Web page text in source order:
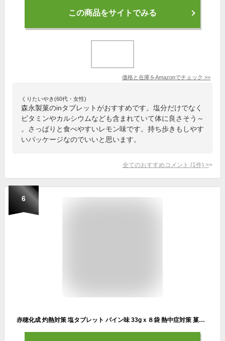
この商品をサイトでみる
価格と在庫をAmazonでチェック >>
くりたいやき(60代・女性)
森永製菓のinタブレットがおすすめです。塩分だけでなく
ビタミンやカルシウムなども含まれていて体に良さそう～
。さっぱりと食べやすいレモン味です。持ち歩きもしやす
いパッケージなのでいいと思います。
全てのおすすめコメント (1 件) >
6
赤穂化成 灼熱対策 塩タブレット パイン味 33gｘ８袋 熱中症対策 菓子【ゆうパケット3送料無料】